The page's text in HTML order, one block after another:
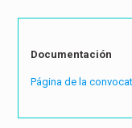
Documentación
Página de la